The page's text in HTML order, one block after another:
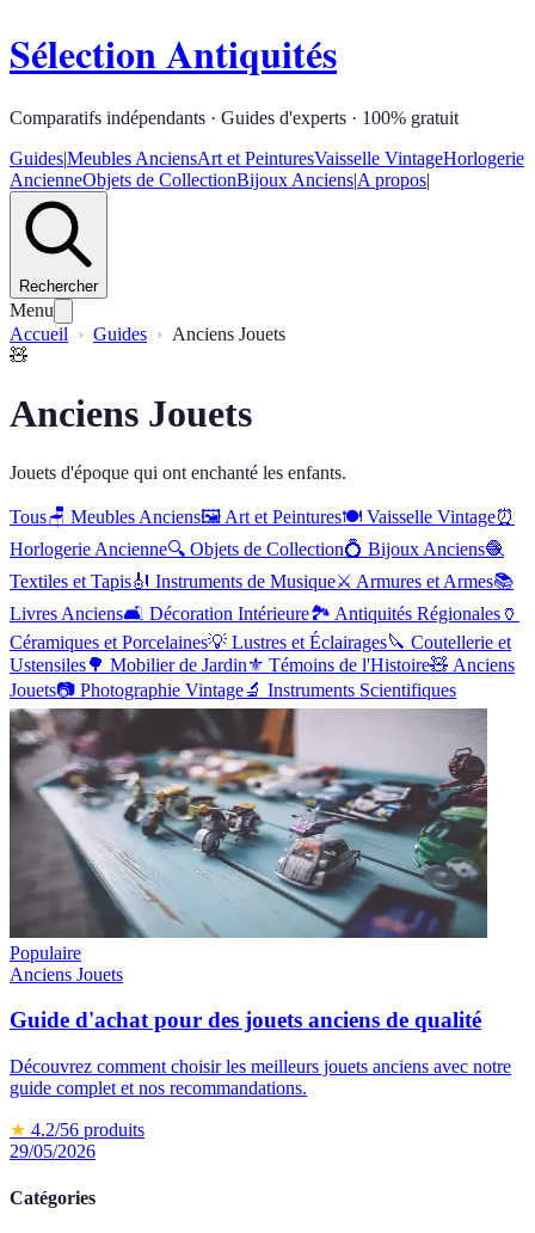
Sélection Antiquités
Comparatifs indépendants · Guides d'experts · 100% gratuit
Guides|Meubles AnciensArt et PeinturesVaisselle VintageHorlogerie
AncienneObjets de CollectionBijoux Anciens|A propos|
Rechercher
Menu
Accueil
Guides
Anciens Jouets
🧸
Anciens Jouets
Jouets d'époque qui ont enchanté les enfants.
Tous🪑 Meubles Anciens🖼️ Art et Peintures🍽️ Vaisselle Vintage⏰
Horlogerie Ancienne🔍 Objets de Collection💍 Bijoux Anciens🧶
Textiles et Tapis🎻 Instruments de Musique⚔️ Armures et Armes📚
Livres Anciens🛋️ Décoration Intérieure🏞️ Antiquités Régionales 🏺
Céramiques et Porcelaines💡 Lustres et Éclairages🔪 Coutellerie et
Ustensiles🌳 Mobilier de Jardin⚜️ Témoins de l'Histoire🧸 Anciens
Jouets📷 Photographie Vintage🔬 Instruments Scientifiques
Populaire
Anciens Jouets
Guide d'achat pour des jouets anciens de qualité
Découvrez comment choisir les meilleurs jouets anciens avec notre
guide complet et nos recommandations.
★ 4.2/56 produits
29/05/2026
Catégories